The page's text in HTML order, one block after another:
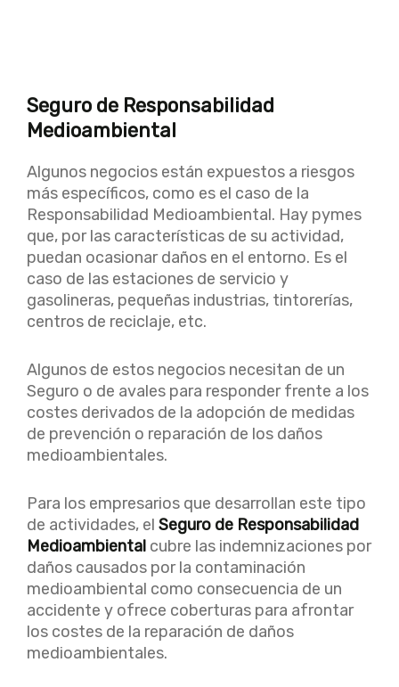
Seguro de Responsabilidad
Medioambiental
Algunos negocios están expuestos a riesgos
más específicos, como es el caso de la
Responsabilidad Medioambiental. Hay pymes
que, por las características de su actividad,
puedan ocasionar daños en el entorno. Es el
caso de las estaciones de servicio y
gasolineras, pequeñas industrias, tintorerías,
centros de reciclaje, etc.
Algunos de estos negocios necesitan de un
Seguro o de avales para responder frente a los
costes derivados de la adopción de medidas
de prevención o reparación de los daños
medioambientales.
Para los empresarios que desarrollan este tipo
de actividades, el Seguro de Responsabilidad
Medioambiental cubre las indemnizaciones por
daños causados por la contaminación
medioambiental como consecuencia de un
accidente y ofrece coberturas para afrontar
los costes de la reparación de daños
medioambientales.